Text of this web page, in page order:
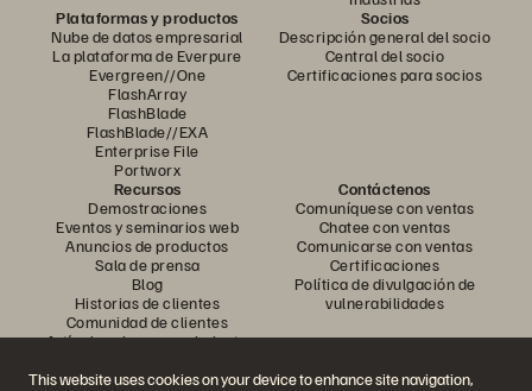
This website uses cookies on your device to enhance site navigation,
Plataformas y productos
Nube de datos empresarial
La plataforma de Everpure
Evergreen//One
FlashArray
FlashBlade
FlashBlade//EXA
Enterprise File
Portworx
Socios
Descripción general del socio
Central del socio
Certificaciones para socios
Recursos
Demostraciones
Eventos y seminarios web
Anuncios de productos
Sala de prensa
Blog
Historias de clientes
Comunidad de clientes
Artículo sobre conocimiento
Contáctenos
Comuníquese con ventas
Chatee con ventas
Comunicarse con ventas
Certificaciones
Política de divulgación de
vulnerabilidades